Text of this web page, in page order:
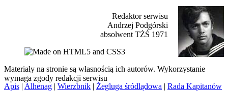
Redaktor serwisu
Andrzej Podgórski
absolwent TŻŚ 1971
Materiały na stronie są własnością ich autorów. Wykorzystanie
wymaga zgody redakcji serwisu
Apis | Alhenag | Wierzbnik | Żegluga śródlądowa | Rada Kapitanów